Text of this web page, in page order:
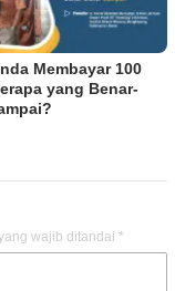
Membayar 100
yang Benar-
wajib ditandai *